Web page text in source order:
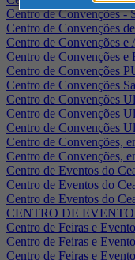
Centro de Convenções -
Centro de Convenções
Centro de Convenções e
Centro de Convenções e
Centro de Convenções
Centro de Convenções
Centro de Convenções
Centro de Convenções
Centro de Convenções
Centro de Convenções,
Centro de Convenções,
Centro de Eventos do
Centro de Eventos do
Centro de Eventos do
CENTRO DE
Centro de Feiras e
Centro de Feiras e
Centro de Feiras e